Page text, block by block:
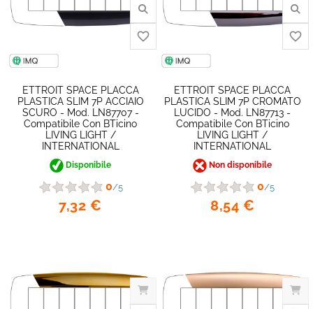
ETTROIT SPACE PLACCA
PLASTICA SLIM 7P ACCIAIO
SCURO - Mod. LN87707 -
Compatibile Con BTicino
LIVING LIGHT /
INTERNATIONAL
Disponibile
0/5
7,32 €
ETTROIT SPACE PLACCA
PLASTICA SLIM 7P CROMATO
LUCIDO - Mod. LN87713 -
Compatibile Con BTicino
LIVING LIGHT /
INTERNATIONAL
Non disponibile
0/5
8,54 €